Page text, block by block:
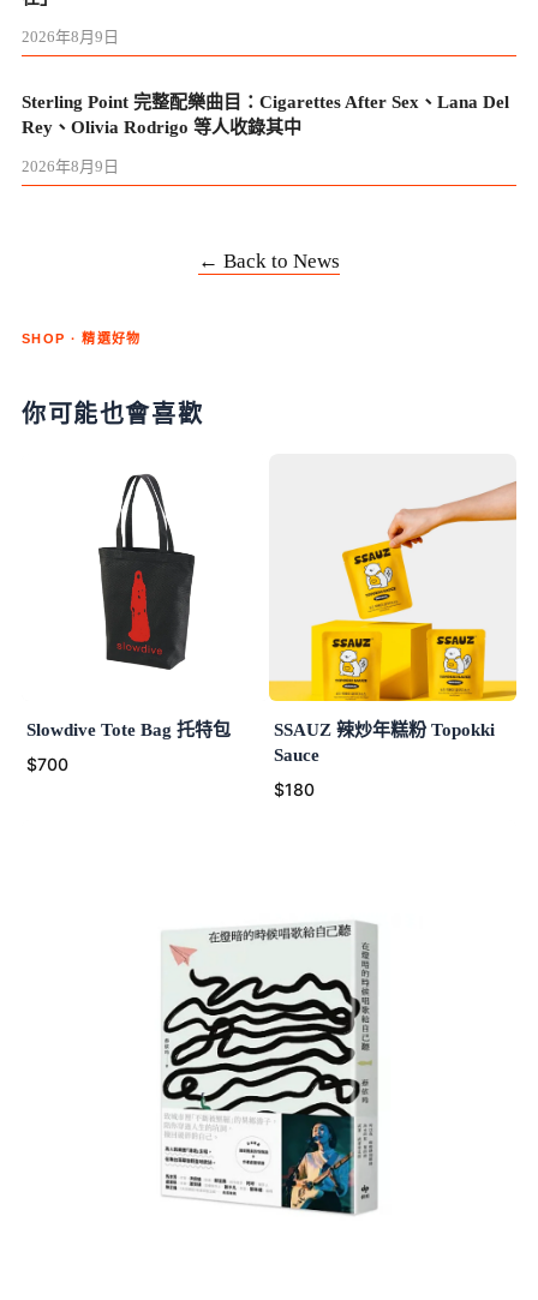
2026年8月9日
Sterling Point 完整配樂曲目：Cigarettes After Sex、Lana Del
Rey、Olivia Rodrigo 等人收錄其中
2026年8月9日
← Back to News
SHOP · 精選好物
你可能也會喜歡
Slowdive Tote Bag 托特包
$700
SSAUZ 辣炒年糕粉 Topokki
Sauce
$180